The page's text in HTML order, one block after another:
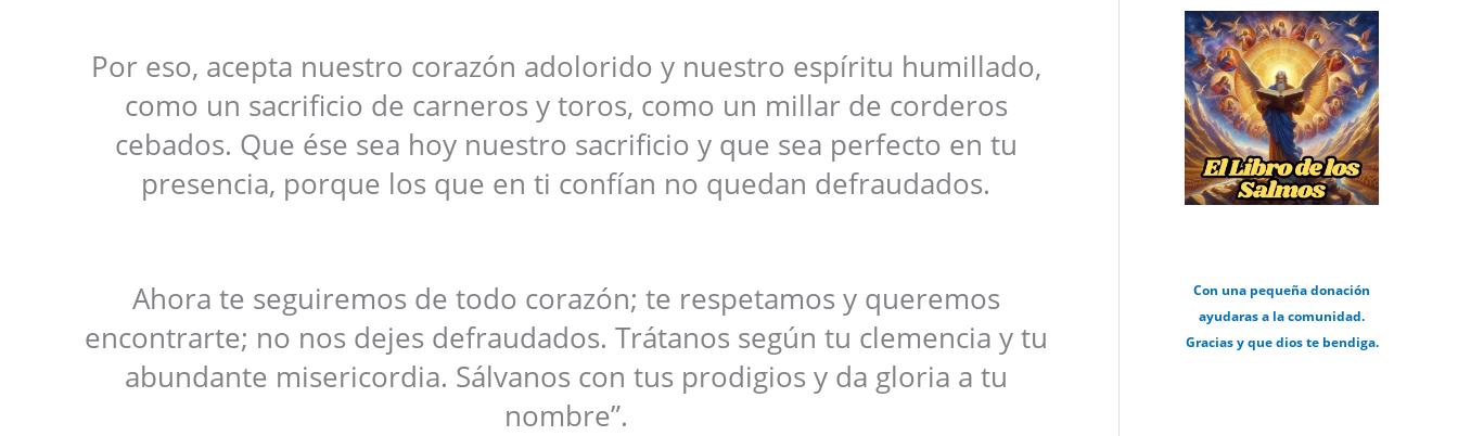
Por eso, acepta nuestro corazón adolorido y nuestro espíritu humillado,
como un sacrificio de carneros y toros, como un millar de corderos
cebados. Que ése sea hoy nuestro sacrificio y que sea perfecto en tu
presencia, porque los que en ti confían no quedan defraudados.
Ahora te seguiremos de todo corazón; te respetamos y queremos
encontrarte; no nos dejes defraudados. Trátanos según tu clemencia y tu
abundante misericordia. Sálvanos con tus prodigios y da gloria a tu
nombre”.
Con una pequeña donación
ayudaras a la comunidad.
Gracias y que dios te bendiga.